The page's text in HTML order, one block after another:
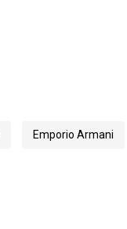
Emporio Armani